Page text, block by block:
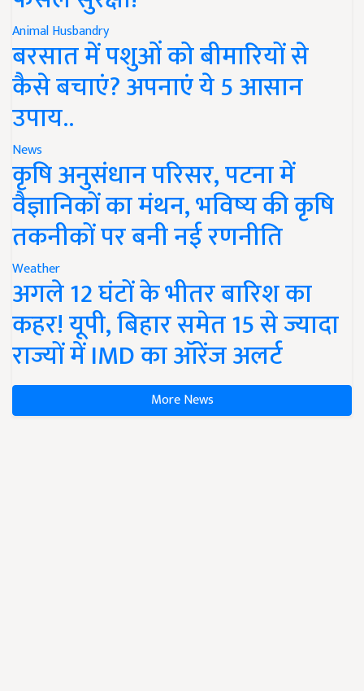
Animal Husbandry
बरसात में पशुओं को बीमारियों से
कैसे बचाएं? अपनाएं ये 5 आसान
उपाय..
News
कृषि अनुसंधान परिसर, पटना में
वैज्ञानिकों का मंथन, भविष्य की कृषि
तकनीकों पर बनी नई रणनीति
Weather
अगले 12 घंटों के भीतर बारिश का
कहर! यूपी, बिहार समेत 15 से ज्यादा
राज्यों में IMD का ऑरेंज अलर्ट
More News